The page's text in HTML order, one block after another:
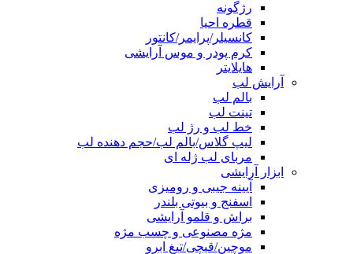
رژگونه
قطره احیا
کانسیلر/پرایمر/کانتور
کرم پودر و موس آرایشی
هایلایتر
آرایش لب
بالم لب
تینت لب
خط لب و رژ لب
لیپ گلاس/بالم لب/حجم دهنده لب
مربای لب ژله ای
ابزار آرایشی
آیینه جیبی و رومیزی
اسفنج و بیوتی بلندر
براش و قلمو آرایشی
مژه مصنوعی و چسب مژه
موچین/قیچی/تیغ ابرو